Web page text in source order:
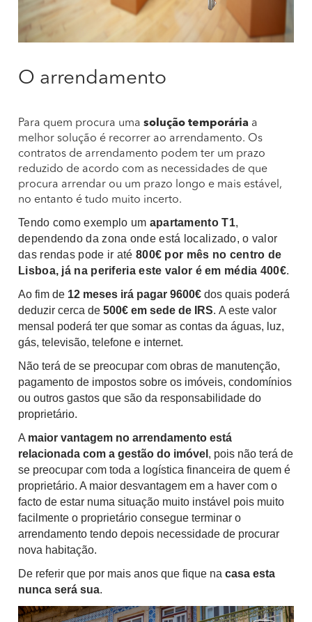
O arrendamento
Para quem procura uma solução temporária a
melhor solução é recorrer ao arrendamento. Os
contratos de arrendamento podem ter um prazo
reduzido de acordo com as necessidades de que
procura arrendar ou um prazo longo e mais estável,
no entanto é tudo muito incerto.
Tendo como exemplo um apartamento T1,
dependendo da zona onde está localizado, o valor
das rendas pode ir até 800€ por mês no centro de
Lisboa, já na periferia este valor é em média 400€.
Ao fim de 12 meses irá pagar 9600€ dos quais poderá
deduzir cerca de 500€ em sede de IRS. A este valor
mensal poderá ter que somar as contas da águas, luz,
gás, televisão, telefone e internet.
Não terá de se preocupar com obras de manutenção,
pagamento de impostos sobre os imóveis, condomínios
ou outros gastos que são da responsabilidade do
proprietário.
A maior vantagem no arrendamento está
relacionada com a gestão do imóvel , pois não terá de
se preocupar com toda a logística financeira de quem é
proprietário. A maior desvantagem em a haver com o
facto de estar numa situação muito instável pois muito
facilmente o proprietário consegue terminar o
arrendamento tendo depois necessidade de procurar
nova habitação.
De referir que por mais anos que fique na casa esta
nunca será sua.